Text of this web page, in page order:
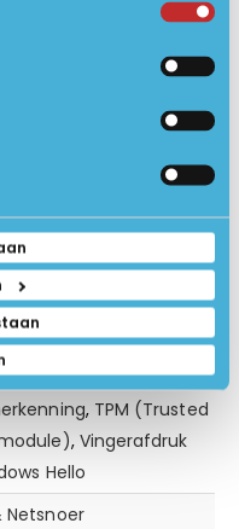
software
(antivirus)
, TPM (Trusted
, Vingerafdruk
Hello
Netsnoer